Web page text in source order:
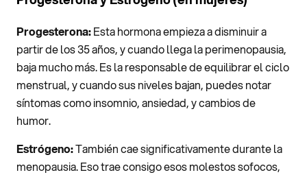
Progesterona:Esta hormona empieza a disminuir a
partir de los 35 años, y cuando llega la perimenopausia,
baja mucho más. Es la responsable de equilibrar el ciclo
menstrual, y cuando sus niveles bajan, puedes notar
síntomas como insomnio, ansiedad, y cambios de
humor.
Estrógeno:También cae significativamente durante la
menopausia. Eso trae consigo esos molestos sofocos,